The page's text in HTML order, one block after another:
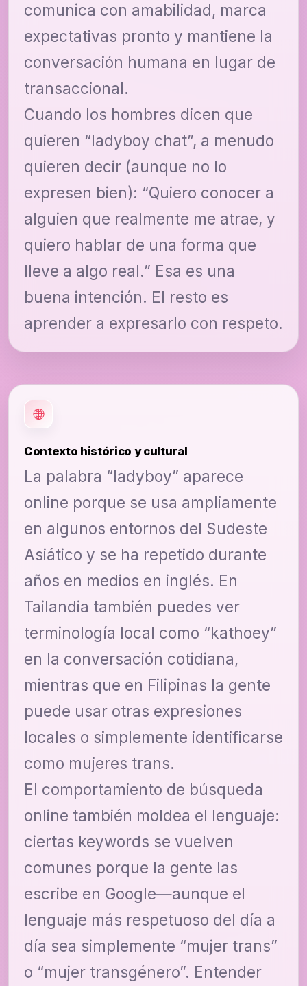
comunica con amabilidad, marca
expectativas pronto y mantiene la
conversación humana en lugar de
transaccional.
Cuando los hombres dicen que
quieren “ladyboy chat”, a menudo
quieren decir (aunque no lo
expresen bien): “Quiero conocer a
alguien que realmente me atrae, y
quiero hablar de una forma que
lleve a algo real.” Esa es una
buena intención. El resto es
aprender a expresarlo con respeto.
Contexto histórico y cultural
La palabra “ladyboy” aparece
online porque se usa ampliamente
en algunos entornos del Sudeste
Asiático y se ha repetido durante
años en medios en inglés. En
Tailandia también puedes ver
terminología local como “kathoey”
en la conversación cotidiana,
mientras que en Filipinas la gente
puede usar otras expresiones
locales o simplemente identificarse
como mujeres trans.
El comportamiento de búsqueda
online también moldea el lenguaje:
ciertas keywords se vuelven
comunes porque la gente las
escribe en Google—aunque el
lenguaje más respetuoso del día a
día sea simplemente “mujer trans”
o “mujer transgénero”. Entender